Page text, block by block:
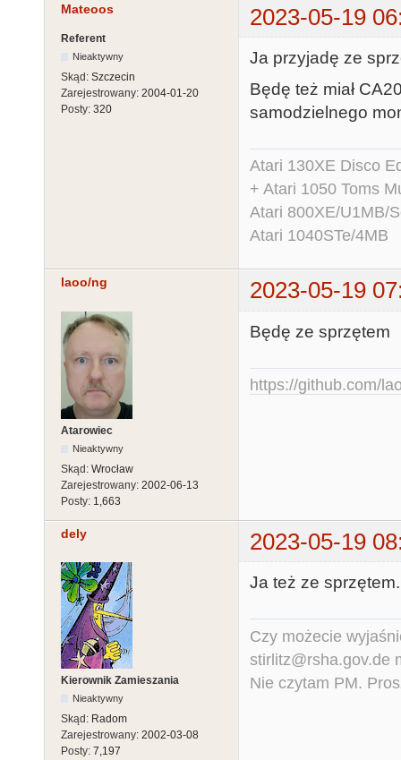
Mateoos 2023-05-19
Referent
Nieaktywny
Skąd: Szczecin
Zarejestrowany: 2004-01-20
Posty: 320
Ja przyjadę ze
Będę też miał
samodzielnego
Atari 130XE Disco
+ Atari 1050 Toms
Atari 800XE/U1MB/
Atari 1040STe/4MB
laoo/ng 2023-05-19
Atarowiec
Nieaktywny
Skąd: Wrocław
Zarejestrowany: 2002-06-13
Posty: 1,663
Będę ze sprzętem
https://github.com/
dely 2023-05-19
Kierownik Zamieszania
Nieaktywny
Skąd: Radom
Zarejestrowany: 2002-03-08
Posty: 7,197
Ja też ze sprzętem.
Czy możecie
stirlitz@rsha.gov.de
Nie czytam PM.